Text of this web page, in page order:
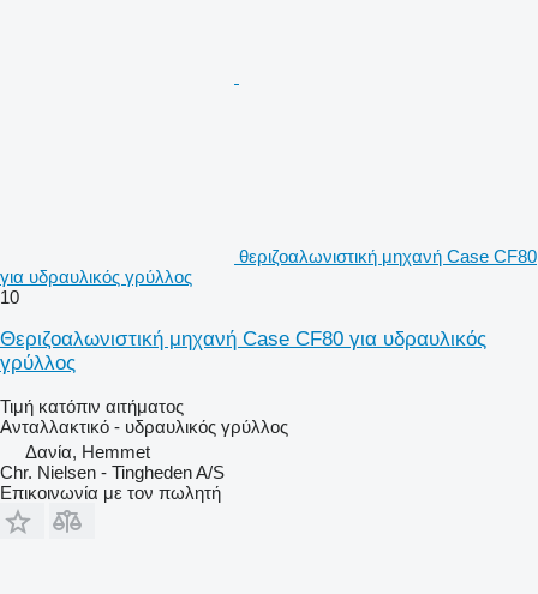
θεριζοαλωνιστική μηχανή Case CF80
για υδραυλικός γρύλλος
10
Θεριζοαλωνιστική μηχανή Case CF80 για υδραυλικός
γρύλλος
Τιμή κατόπιν αιτήματος
Ανταλλακτικό - υδραυλικός γρύλλος
Δανία, Hemmet
Chr. Nielsen - Tingheden A/S
Επικοινωνία με τον πωλητή